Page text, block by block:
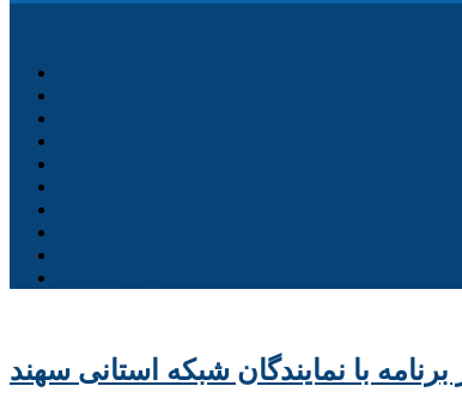
با نمایندگان شبکه استانی سهند